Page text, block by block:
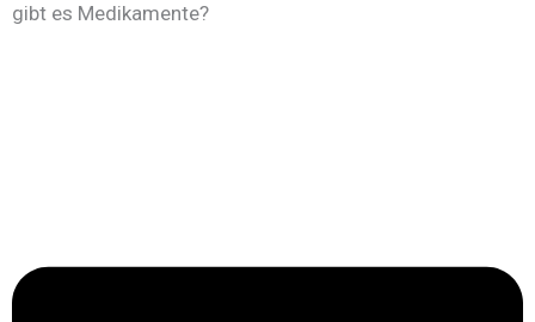
gibt es Medikamente?